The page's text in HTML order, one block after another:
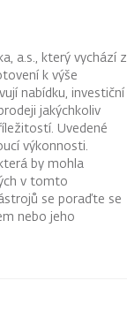
a.s., který vychází z
k výše
nabídku, investiční
jakýchkoliv
Uvedené
výkonnosti.
by mohla
v tomto
se poraďte se
nebo jeho